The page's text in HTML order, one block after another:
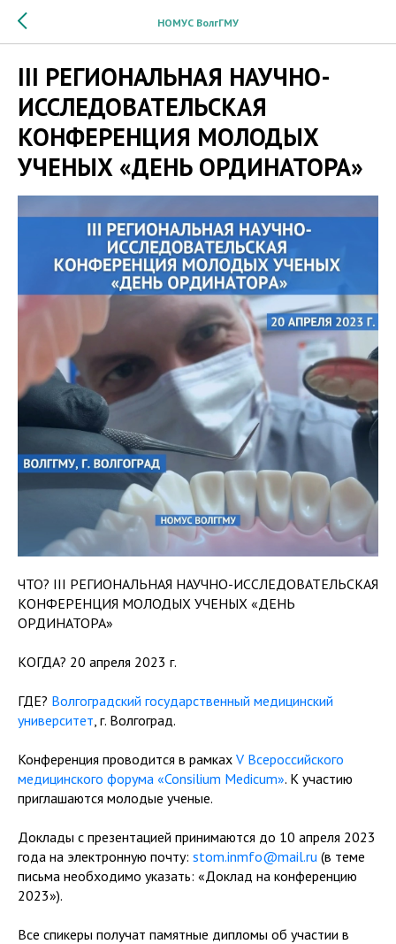
НОМУС ВолгГМУ
III РЕГИОНАЛЬНАЯ НАУЧНО-
ИССЛЕДОВАТЕЛЬСКАЯ
КОНФЕРЕНЦИЯ МОЛОДЫХ
УЧЕНЫХ «ДЕНЬ ОРДИНАТОРА»
ЧТО? III РЕГИОНАЛЬНАЯ НАУЧНО-ИССЛЕДОВАТЕЛЬСКАЯ
КОНФЕРЕНЦИЯ МОЛОДЫХ УЧЕНЫХ «ДЕНЬ
ОРДИНАТОРА»
КОГДА? 20 апреля 2023 г.
ГДЕ? Волгоградский государственный медицинский
университет, г. Волгоград.
Конференция проводится в рамках V Всероссийского
медицинского форума «Consilium Medicum». К участию
приглашаются молодые ученые.
Доклады с презентацией принимаются до 10 апреля 2023
года на электронную почту: stom.inmfo@mail.ru (в теме
письма необходимо указать: «Доклад на конференцию
2023»).
Все спикеры получат памятные дипломы об участии в